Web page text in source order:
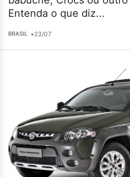
Entenda o que diz...
BRASIL •23/07